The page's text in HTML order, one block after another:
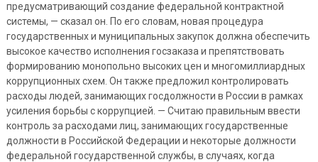
предусматривающий создание федеральной контрактной
системы, — сказал он. По его словам, новая процедура
государственных и муниципальных закупок должна обеспечить
высокое качество исполнения госзаказа и препятствовать
формированию монопольно высоких цен и многомиллиардных
коррупционных схем. Он также предложил контролировать
расходы людей, занимающих госдолжности в России в рамках
усиления борьбы с коррупцией. — Считаю правильным ввести
контроль за расходами лиц, занимающих государственные
должности в Российской Федерации и некоторые должности
федеральной государственной службы, в случаях, когда